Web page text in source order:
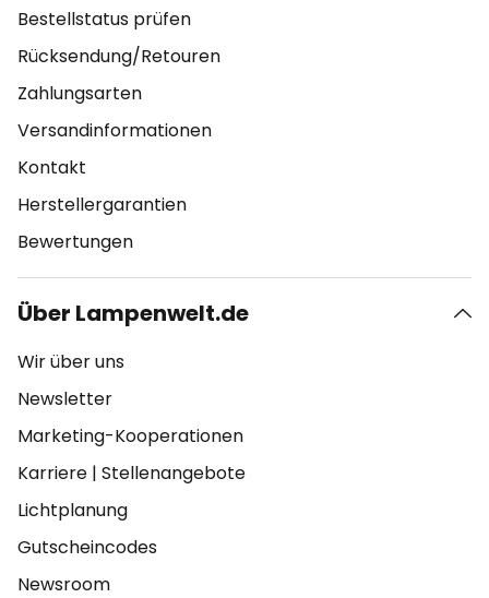
Bestellstatus prüfen
Rücksendung/Retouren
Zahlungsarten
Versandinformationen
Kontakt
Herstellergarantien
Bewertungen
Über Lampenwelt.de
Wir über uns
Newsletter
Marketing-Kooperationen
Karriere | Stellenangebote
Lichtplanung
Gutscheincodes
Newsroom